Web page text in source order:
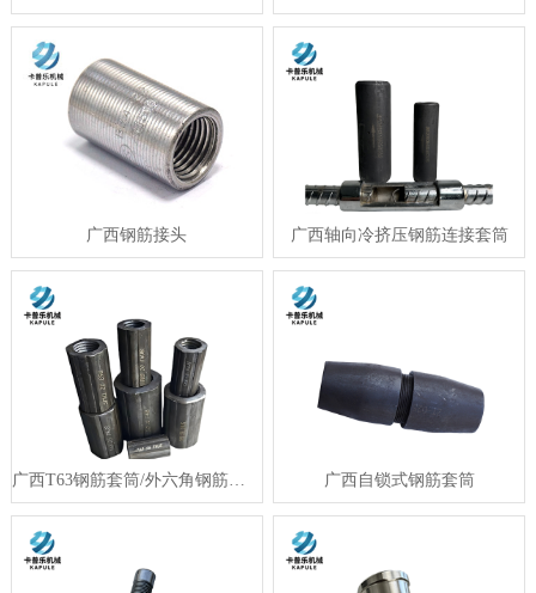
广西钢筋接头 广西轴向冷挤压钢筋连接套筒
广西T63钢筋套筒/外六角钢筋套筒 广西自锁式钢筋套筒